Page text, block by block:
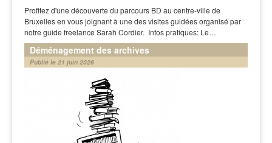
Profitez d'une découverte du parcours BD au centre-ville de
Bruxelles en vous joignant à une des visites guidées organisé par
notre guide freelance Sarah Cordier. Infos pratiques: Le…
Déménagement des archives
Publié le 21 juin 2026